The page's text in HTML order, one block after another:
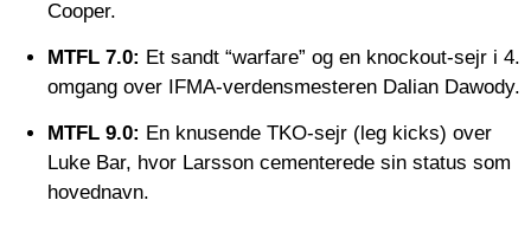
Cooper.
MTFL 7.0: Et sandt “warfare” og en knockout-sejr i 4.
omgang over IFMA-verdensmesteren Dalian Dawody.
MTFL 9.0: En knusende TKO-sejr (leg kicks) over
Luke Bar, hvor Larsson cementerede sin status som
hovednavn.